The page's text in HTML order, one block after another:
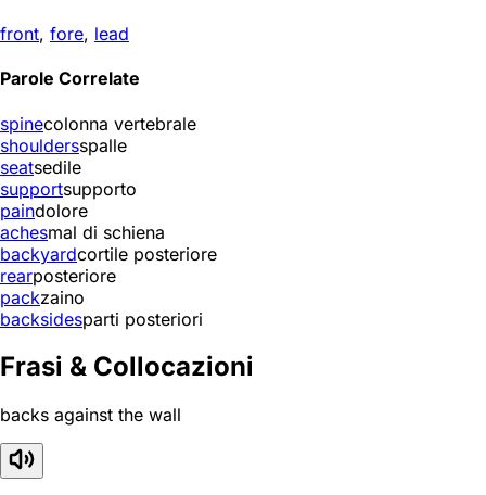
front, fore, lead
Parole Correlate
spinecolonna vertebrale
shouldersspalle
seatsedile
supportsupporto
paindolore
achesmal di schiena
backyardcortile posteriore
rearposteriore
packzaino
backsidesparti posteriori
Frasi & Collocazioni
backs against the wall